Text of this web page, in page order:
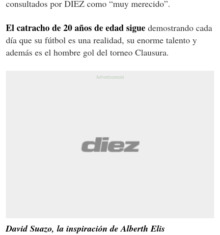
consultados por DIEZ como “muy merecido”.
El catracho de 20 años de edad sigue demostrando cada
día que su fútbol es una realidad, su enorme talento y
además es el hombre gol del torneo Clausura.
David Suazo, la inspiración de Alberth Elis